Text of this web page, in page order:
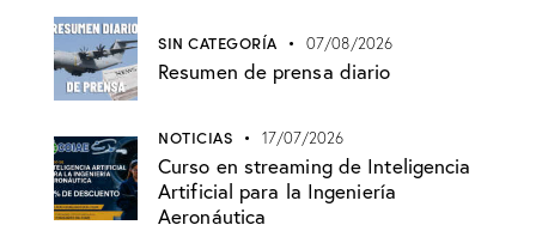
SIN CATEGORÍA 07/08/2026
Resumen de prensa diario
NOTICIAS 17/07/2026
Curso en streaming de Inteligencia
Artificial para la Ingeniería
Aeronáutica